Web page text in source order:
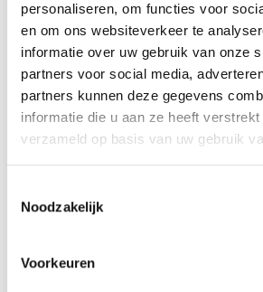
personaliseren, om functies voor
en om ons websiteverkeer te
informatie over uw gebruik van onze
partners voor social media,
partners kunnen deze gegevens
informatie die u aan ze heeft
verzameld op basis van uw gebruik
Noodzakelijk
Voorkeuren